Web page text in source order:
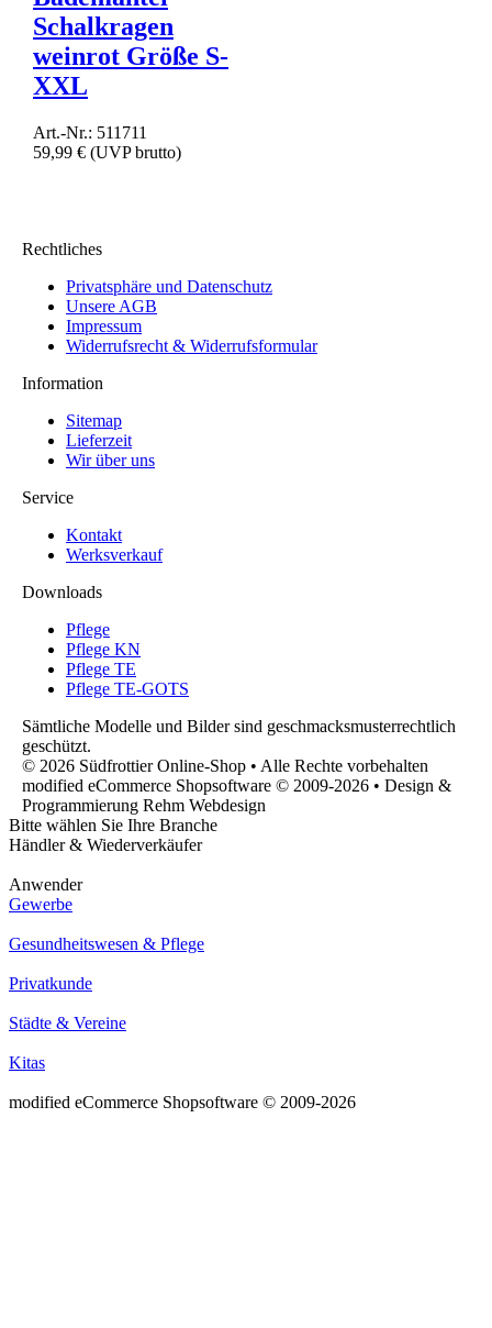
Schalkragen
weinrot Größe S-
XXL
Art.-Nr.: 511711
59,99 € (UVP brutto)
Rechtliches
Privatsphäre und Datenschutz
Unsere AGB
Impressum
Widerrufsrecht & Widerrufsformular
Information
Sitemap
Lieferzeit
Wir über uns
Service
Kontakt
Werksverkauf
Downloads
Pflege
Pflege KN
Pflege TE
Pflege TE-GOTS
Sämtliche Modelle und Bilder sind geschmacksmusterrechtlich
geschützt.
© 2026 Südfrottier Online-Shop • Alle Rechte vorbehalten
modified eCommerce Shopsoftware © 2009-2026 • Design &
Programmierung Rehm Webdesign
Bitte wählen Sie Ihre Branche
Händler & Wiederverkäufer
Anwender
Gewerbe
Gesundheitswesen & Pflege
Privatkunde
Städte & Vereine
Kitas
modified eCommerce Shopsoftware © 2009-2026